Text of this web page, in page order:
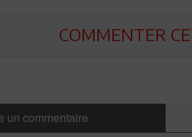
COMMENTER
un commentaire